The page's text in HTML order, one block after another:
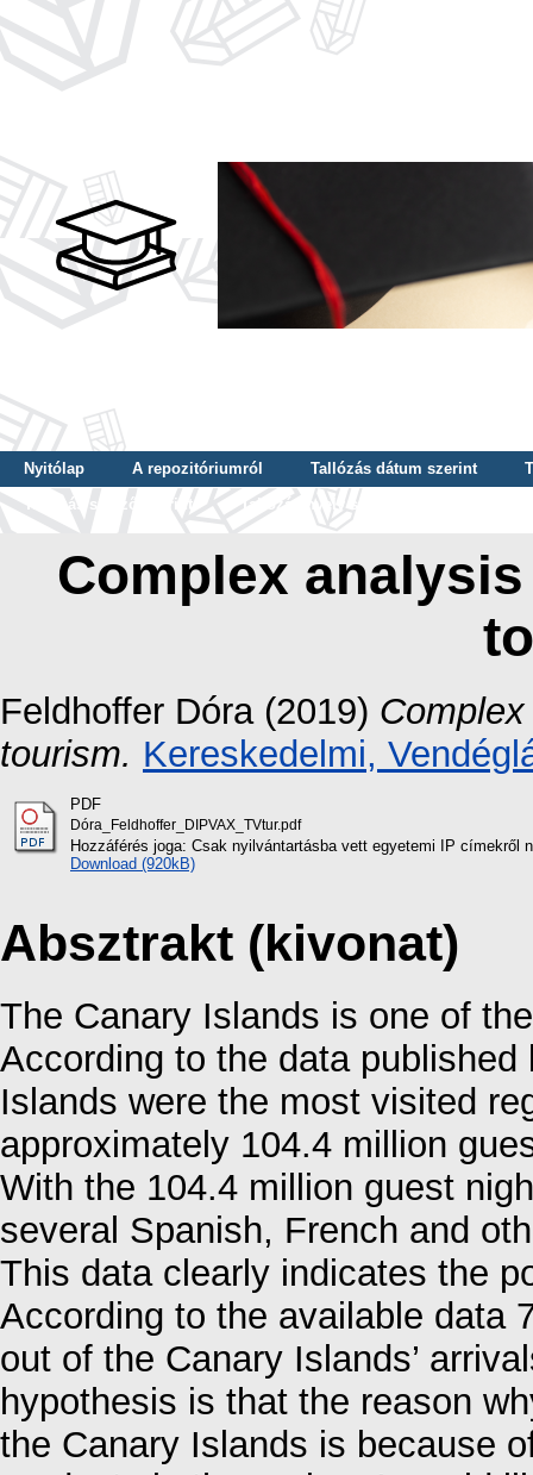
Nyitólap A repozitóriumról Tallózás dátum szerint
Tallózás szerző szerint
Tallózás nyelv szerint
Complex
Feldhoffer Dóra (2019)
tourism. Kereskedelmi,
PDF
Dóra_Feldhoffer_DIPVAX_TVtur.pdf
Hozzáférés joga: Csak nyilvántartásba vett egyetemi IP címekről
Download (920kB)
Absztrakt (kivonat)
The Canary Islands is one of
According to the data
Islands were the most visited
approximately 104.4 million
With the 104.4 million guest
several Spanish, French and
This data clearly indicates the
According to the available data
out of the Canary Islands’
hypothesis is that the reason
the Canary Islands is because